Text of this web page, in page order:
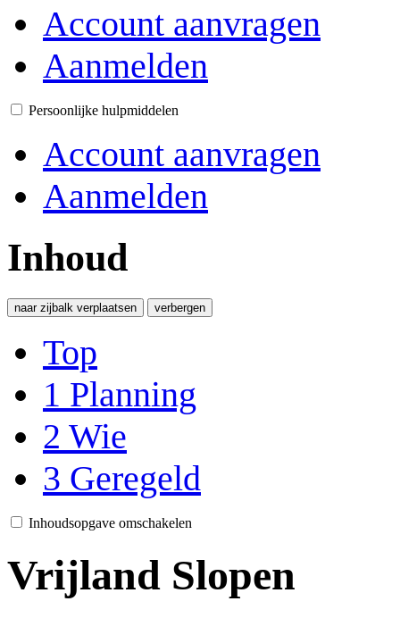
Account aanvragen
Aanmelden
Persoonlijke hulpmiddelen
Account aanvragen
Aanmelden
Inhoud
naar zijbalk verplaatsen verbergen
Top
1 Planning
2 Wie
3 Geregeld
Inhoudsopgave omschakelen
Vrijland Slopen